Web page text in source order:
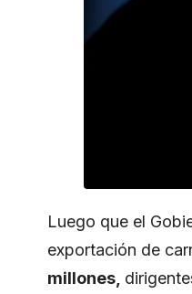
Luego que el
exportación de
millones,